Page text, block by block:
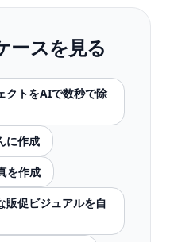
ースを見る
クトをAIで数秒で除
に作成
を作成
販促ビジュアルを自